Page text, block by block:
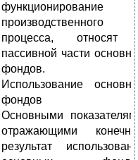
функционирование
производственного
процесса, относят
пассивной части
фондов.
Использование
фондов
Основными
отражающими
результат